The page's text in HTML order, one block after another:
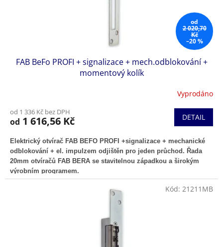
od
2 020,70
Kč
–20 %
FAB BeFo PROFI + signalizace + mech.odblokování +
momentový kolík
Vyprodáno
od 1 336 Kč bez DPH
od 1 616,56 Kč DETAIL
Elektrický otvírač FAB BEFO PROFI +signalizace + mechanické
odblokování + el. impulzem odjištěn pro jeden průchod. Řada
20mm otvíračů FAB BERA se stavitelnou západkou a širokým
výrobním programem.
Kód: 21211MB